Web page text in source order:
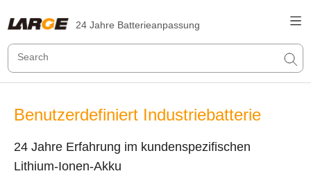
24 Jahre Batterieanpassung
Benutzerdefiniert Industriebatterie
24 Jahre Erfahrung im kundenspezifischen
Lithium-Ionen-Akku